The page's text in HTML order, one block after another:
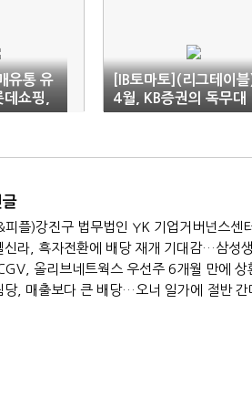
유통 유
쇼핑,
달…한계
[IB토마토](리그테이
4월, KB증권의 독무대
올리브네트웍스 우선주 6개월 만에
당, 매출보다 큰 배당…오너 일가에 절반 간